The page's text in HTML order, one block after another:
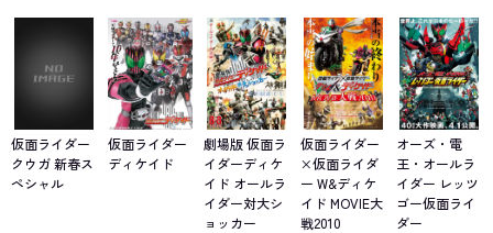
仮面ライダー
クウガ 新春ス
ペシャル
仮面ライダー
ディケイド
劇場版 仮面ラ
イダーディケ
イド オールラ
イダー対大シ
ョッカー
仮面ライダー
×仮面ライダ
ー W&ディケ
イド MOVIE大
戦2010
オーズ・電
王・オールラ
イダー レッツ
ゴー仮面ライ
ダー